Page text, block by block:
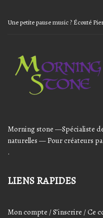
Une petite pause music ? Écouté
Morning stone —Spécialiste
naturelles — Pour créateurs
.
LIENS RAPIDES
Mon compte / S’inscrire / Ce